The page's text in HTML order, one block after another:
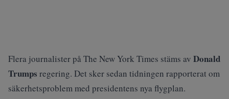
Flera journalister på The New York Times stäms av Donald
Trumps regering. Det sker sedan tidningen rapporterat om
säkerhetsproblem med presidentens nya flygplan.